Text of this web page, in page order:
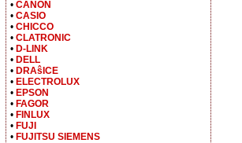
• CANON
• CASIO
• CHICCO
• CLATRONIC
• D-LINK
• DELL
• DRAŝICE
• ELECTROLUX
• EPSON
• FAGOR
• FINLUX
• FUJI
• FUJITSU SIEMENS